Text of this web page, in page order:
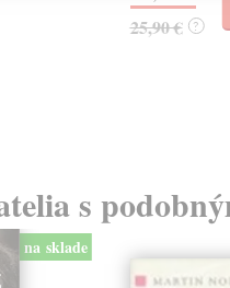
25,90 € ?
s
na sklade